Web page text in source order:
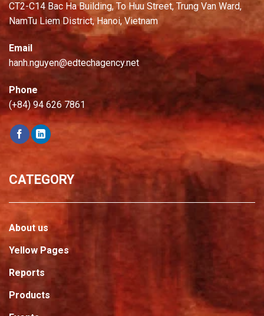
CT2-C14 Bac Ha Building, To Huu Street, Trung Van Ward,
NamTu Liem District, Hanoi, Vietnam
Email
hanh.nguyen@edtechagency.net
Phone
(+84) 94 626 7861
CATEGORY
About us
Yellow Pages
Reports
Products